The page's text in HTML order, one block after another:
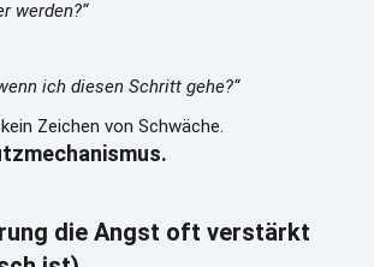
werden?“
ich diesen Schritt gehe?“
Zeichen von Schwäche.
die Angst oft verstärkt